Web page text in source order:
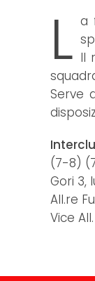
L a
Il
Serve
(7-8)
Gori 3,
All.re
Vice